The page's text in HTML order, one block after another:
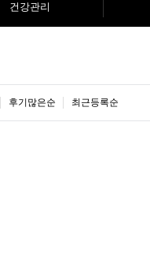
건강관리
후기많은순 최근등록순